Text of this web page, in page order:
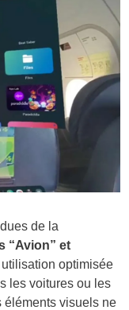
de la
“Avion” et
optimisée
les voitures ou les
éléments visuels ne